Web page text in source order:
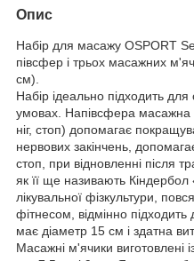
Опис
Набір для масажу OSPORT
півсфер і трьох масажних
см).
Набір ідеально підходить
умовах. Напівсфера
ніг, стоп) допомагає
нервових закінчень,
стоп, при відновленні після
як її ще називають
лікувальної фізкультури,
фітнесом, відмінно
має діаметр 15 см і здатна
Масажні м'ячики виготовлені